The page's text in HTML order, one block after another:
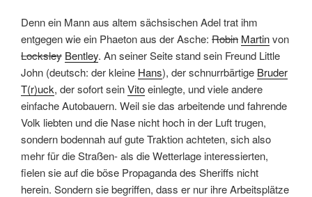
Denn ein Mann aus altem sächsischen Adel trat ihm
entgegen wie ein Phaeton aus der Asche: Robin Martinvon
Locksley Bentley. An seiner Seite stand sein Freund Little
John (deutsch: der kleine Hans), der schnurrbärtige Bruder
T(r)uck, der sofort seinVitoeinlegte, und viele andere
einfache Autobauern. Weil sie das arbeitende und fahrende
Volk liebten und die Nase nicht hoch in der Luft trugen,
sondern bodennah auf gute Traktion achteten, sich also
mehr für die Straßen- als die Wetterlage interessierten,
fielen sie auf die böse Propaganda des Sheriffs nicht
herein. Sondern sie begriffen, dass er nur ihre Arbeitsplätze